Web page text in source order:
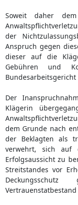
Soweit daher
der
Anspruch gegen
dieser auf die
Gebühren und
Der
Klägerin
dem Grunde nach
der Beklagten als
verwehrt, sich auf
Erfolgsaussicht zu
Streitstandes vor
Vertrauenstatbestand